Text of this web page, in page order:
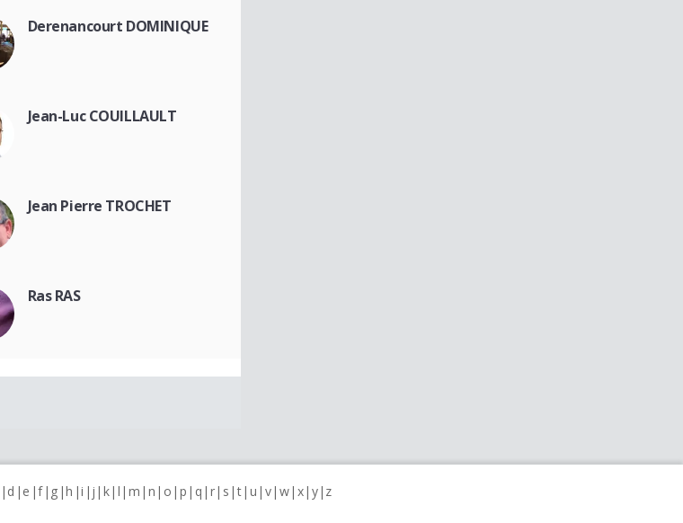
Derenancourt DOMINIQUE
Jean-Luc COUILLAULT
Jean Pierre TROCHET
Ras RAS
d e f g h i j k l m n o p q r s t u v w x y z